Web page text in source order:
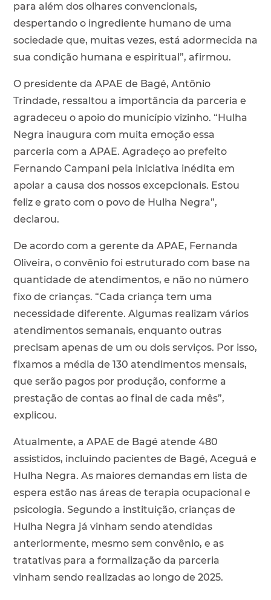
para além dos olhares convencionais,
despertando o ingrediente humano de uma
sociedade que, muitas vezes, está adormecida na
sua condição humana e espiritual”, afirmou.
O presidente da APAE de Bagé, Antônio
Trindade, ressaltou a importância da parceria e
agradeceu o apoio do município vizinho. “Hulha
Negra inaugura com muita emoção essa
parceria com a APAE. Agradeço ao prefeito
Fernando Campani pela iniciativa inédita em
apoiar a causa dos nossos excepcionais. Estou
feliz e grato com o povo de Hulha Negra”,
declarou.
De acordo com a gerente da APAE, Fernanda
Oliveira, o convênio foi estruturado com base na
quantidade de atendimentos, e não no número
fixo de crianças. “Cada criança tem uma
necessidade diferente. Algumas realizam vários
atendimentos semanais, enquanto outras
precisam apenas de um ou dois serviços. Por isso,
fixamos a média de 130 atendimentos mensais,
que serão pagos por produção, conforme a
prestação de contas ao final de cada mês”,
explicou.
Atualmente, a APAE de Bagé atende 480
assistidos, incluindo pacientes de Bagé, Aceguá e
Hulha Negra. As maiores demandas em lista de
espera estão nas áreas de terapia ocupacional e
psicologia. Segundo a instituição, crianças de
Hulha Negra já vinham sendo atendidas
anteriormente, mesmo sem convênio, e as
tratativas para a formalização da parceria
vinham sendo realizadas ao longo de 2025.